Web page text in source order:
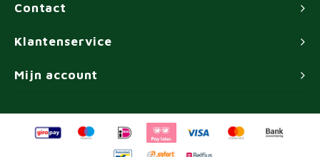
Contact
Klantenservice
Mijn account